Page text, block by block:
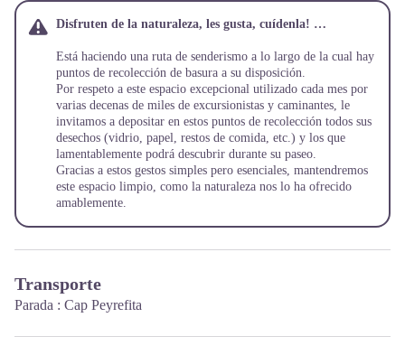
Disfruten de la naturaleza, les gusta, cuídenla! …
Está haciendo una ruta de senderismo a lo largo de la cual hay
puntos de recolección de basura a su disposición.
Por respeto a este espacio excepcional utilizado cada mes por
varias decenas de miles de excursionistas y caminantes, le
invitamos a depositar en estos puntos de recolección todos sus
desechos (vidrio, papel, restos de comida, etc.) y los que
lamentablemente podrá descubrir durante su paseo.
Gracias a estos gestos simples pero esenciales, mantendremos
este espacio limpio, como la naturaleza nos lo ha ofrecido
amablemente.
Transporte
Parada : Cap Peyrefita